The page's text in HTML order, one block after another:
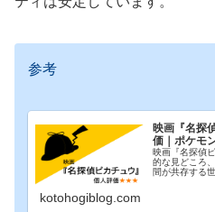
参考
映画『名探
価｜ポケモ
映画『名探偵
的な見どころ
間が共存する
画のため親子
kotohogiblog.com